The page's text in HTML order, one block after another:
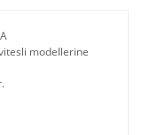
modellerine